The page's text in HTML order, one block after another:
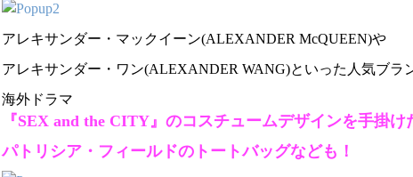
アレキサンダー・マックイーン(ALEXANDER McQUEEN)や
アレキサンダー・ワン(ALEXANDER WANG)といった人気ブラ
海外ドラマ
『SEX and the CITY』のコスチュームデザインを手掛け
パトリシア・フィールドのトートバッグなども！